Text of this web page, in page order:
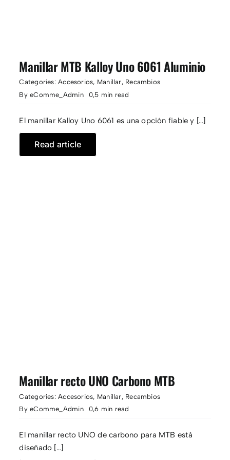
Manillar MTB Kalloy Uno 6061 Aluminio
Categories:Accesorios, Manillar, Recambios
ByeComme_Admin 0,5 min read
El manillar Kalloy Uno 6061 es una opción fiable y […]
Read article
Manillar recto UNO Carbono MTB
Categories:Accesorios, Manillar, Recambios
ByeComme_Admin 0,6 min read
El manillar recto UNO de carbono para MTB está
diseñado […]